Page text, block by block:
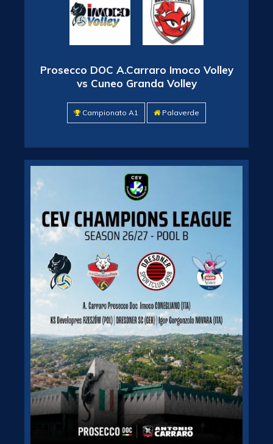
Prosecco DOC A.Carraro Imoco Volley
vs Cuneo Granda Volley
Campionato A1 Palaverde